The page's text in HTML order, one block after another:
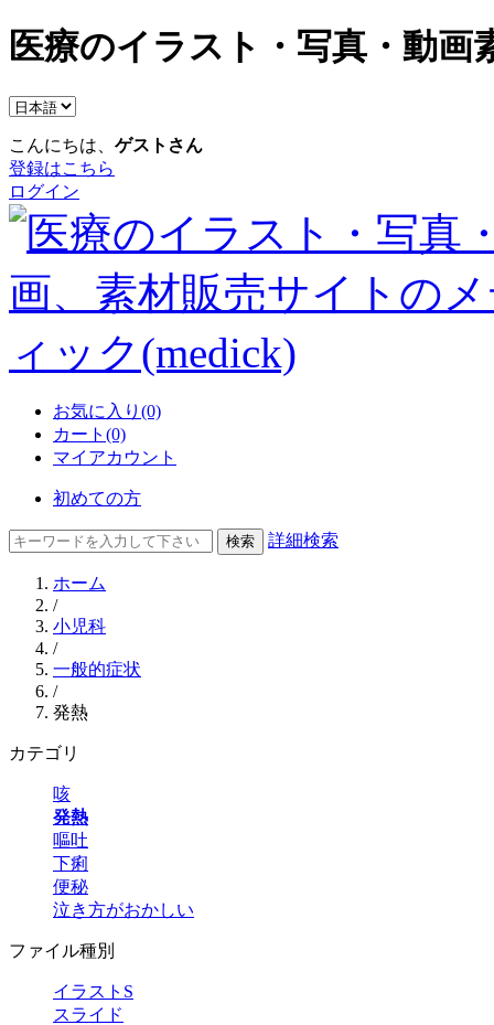
医療のイラスト・写真・動画
こんにちは、 ゲストさん
登録はこちら
ログイン
お気に入り(0)
カート(0)
マイアカウント
初めての方
詳細検索
ホーム
/
小児科
/
一般的症状
/
発熱
カテゴリ
咳
発熱
嘔吐
下痢
便秘
泣き方がおかしい
ファイル種別
イラストS
スライド